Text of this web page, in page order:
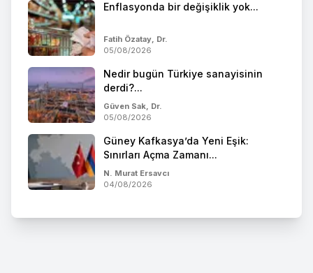
Enflasyonda bir değişiklik yok...
Fatih Özatay, Dr.
05/08/2026
Nedir bugün Türkiye sanayisinin
derdi?...
Güven Sak, Dr.
05/08/2026
Güney Kafkasya’da Yeni Eşik:
Sınırları Açma Zamanı...
N. Murat Ersavcı
04/08/2026